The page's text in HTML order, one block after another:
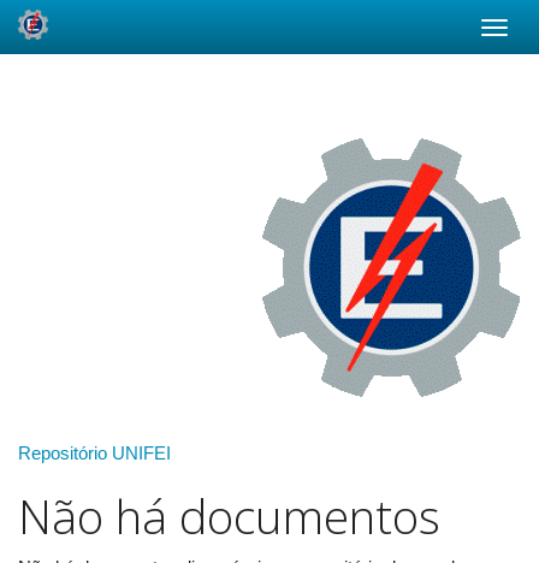
Repositório UNIFEI
Não há documentos